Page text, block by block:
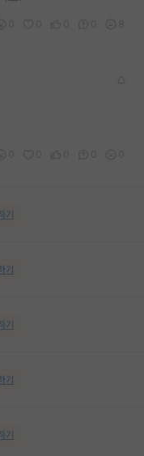
기
기
기
기
기